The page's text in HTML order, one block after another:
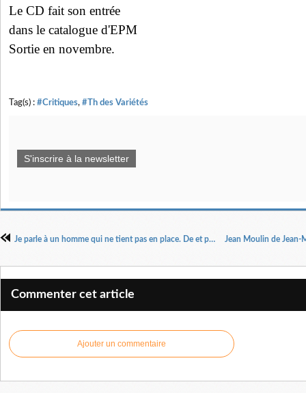
Le CD fait son entrée
dans le catalogue d'EPM
Sortie en novembre.
Tag(s) : #Critiques, #Th des Variétés
S'inscrire à la newsletter
Je parle à un homme qui ne tient pas en place. De et par Jacques Gamblin.
Commenter cet article
Ajouter un commentaire